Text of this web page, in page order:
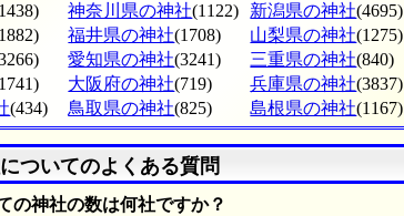
神奈川県の神社(1122) 新潟県の神社(4695)
福井県の神社(1708) 山梨県の神社(1275)
愛知県の神社(3241) 三重県の神社(840)
大阪府の神社(719) 兵庫県の神社(3837)
(434) 鳥取県の神社(825) 島根県の神社(1167)
ついてのよくある質問
の神社の数は何社ですか？